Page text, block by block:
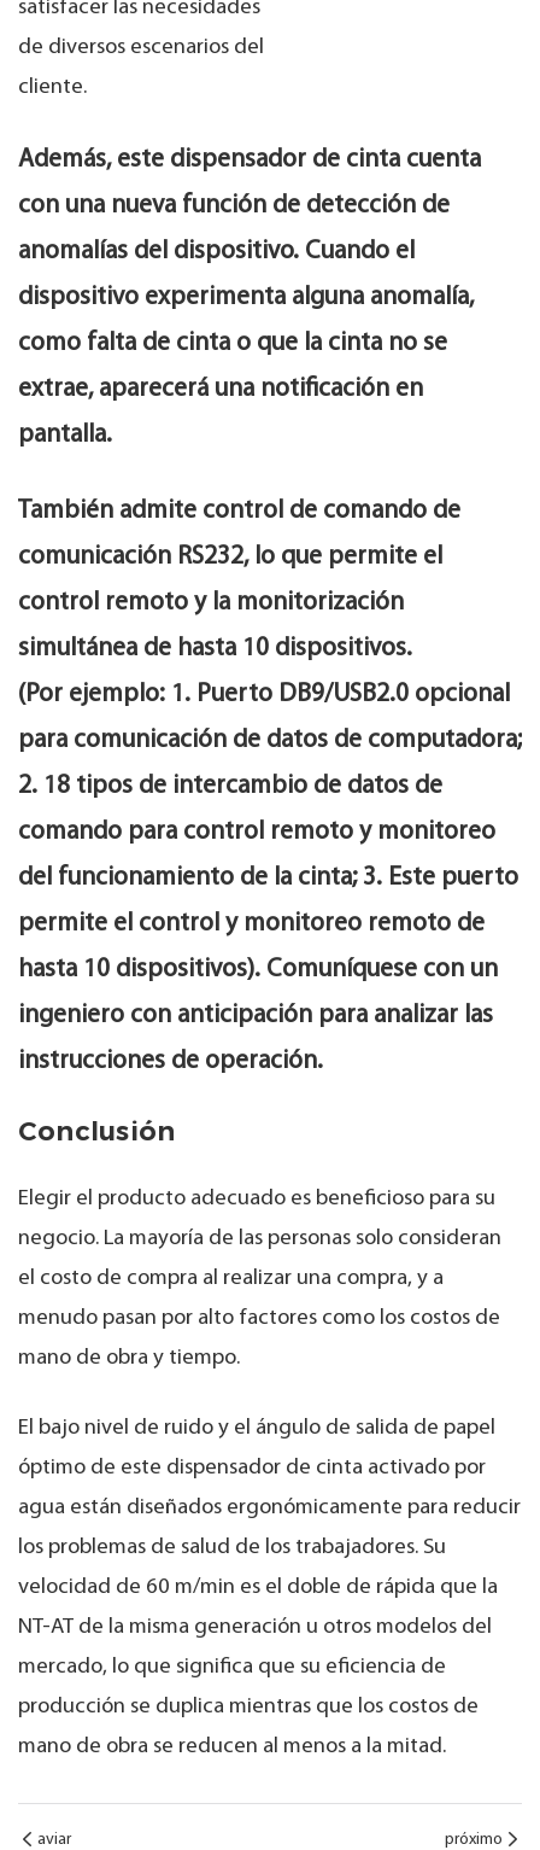
satisfacer las necesidades
de diversos escenarios del
cliente.
Además, este dispensador de cinta cuenta
con una nueva función de detección de
anomalías del dispositivo. Cuando el
dispositivo experimenta alguna anomalía,
como falta de cinta o que la cinta no se
extrae, aparecerá una notificación en
pantalla.
También admite control de comando de
comunicación RS232, lo que permite el
control remoto y la monitorización
simultánea de hasta 10 dispositivos.
(Por ejemplo: 1. Puerto DB9/USB2.0 opcional
para comunicación de datos de computadora;
2. 18 tipos de intercambio de datos de
comando para control remoto y monitoreo
del funcionamiento de la cinta; 3. Este puerto
permite el control y monitoreo remoto de
hasta 10 dispositivos). Comuníquese con un
ingeniero con anticipación para analizar las
instrucciones de operación.
Conclusión
Elegir el producto adecuado es beneficioso para su
negocio. La mayoría de las personas solo consideran
el costo de compra al realizar una compra, y a
menudo pasan por alto factores como los costos de
mano de obra y tiempo.
El bajo nivel de ruido y el ángulo de salida de papel
óptimo de este dispensador de cinta activado por
agua están diseñados ergonómicamente para reducir
los problemas de salud de los trabajadores. Su
velocidad de 60 m/min es el doble de rápida que la
NT-AT de la misma generación u otros modelos del
mercado, lo que significa que su eficiencia de
producción se duplica mientras que los costos de
mano de obra se reducen al menos a la mitad.
aviar próximo